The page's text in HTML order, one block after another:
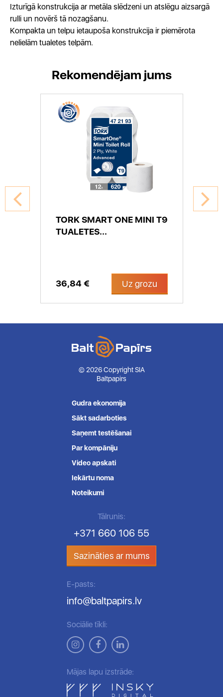
Izturīgā konstrukcija ar metāla slēdzeni un atslēgu aizsargā
rulli un novērš tā nozagšanu.
Kompakta un telpu ietaupoša konstrukcija ir piemērota
nelielām tualetes telpām.
Rekomendējam jums
TORK SMART ONE MINI T9
TUALETES...
36,84 € Uz grozu
© 2026 Copyright SIA
Baltpapirs
Gudra ekonomija
Sākt sadarboties
Saņemt testēšanai
Par kompāniju
Video apskati
Iekārtu noma
Noteikumi
Tālrunis:
+371 660 106 55
Sazināties ar mums
E-pasts:
info@baltpapirs.lv
Sociālie tīkli:
Mājas lapu izstrāde: